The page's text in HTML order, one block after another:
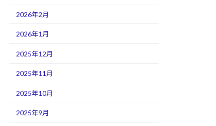
2026年2月
2026年1月
2025年12月
2025年11月
2025年10月
2025年9月